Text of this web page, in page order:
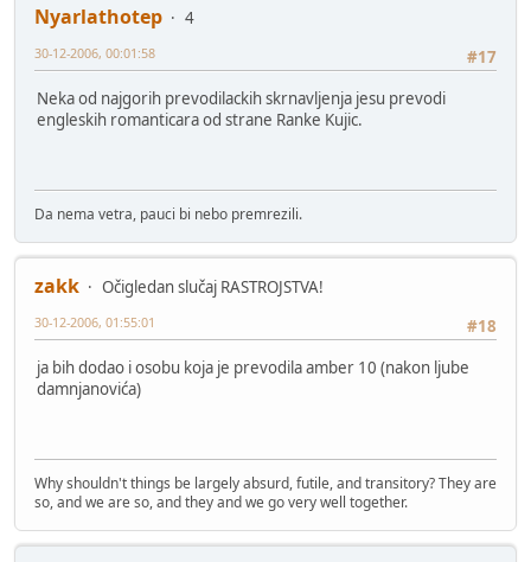
Nyarlathotep
4
#17
30-12-2006, 00:01:58
Neka od najgorih prevodilackih skrnavljenja jesu prevodi
engleskih romanticara od strane Ranke Kujic.
Da nema vetra, pauci bi nebo premrezili.
zakk
Očigledan slučaj RASTROJSTVA!
#18
30-12-2006, 01:55:01
ja bih dodao i osobu koja je prevodila amber 10 (nakon ljube
damnjanovića)
Why shouldn't things be largely absurd, futile, and transitory? They are
so, and we are so, and they and we go very well together.